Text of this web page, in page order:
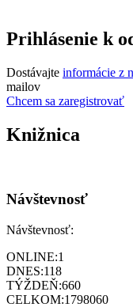
Prihlásenie k
Dostávajte informácie z
mailov
Chcem sa zaregistrovať
Knižnica
Návštevnosť
Návštevnosť:
ONLINE:1
DNES:118
TÝŽDEŇ:660
CELKOM:1798060